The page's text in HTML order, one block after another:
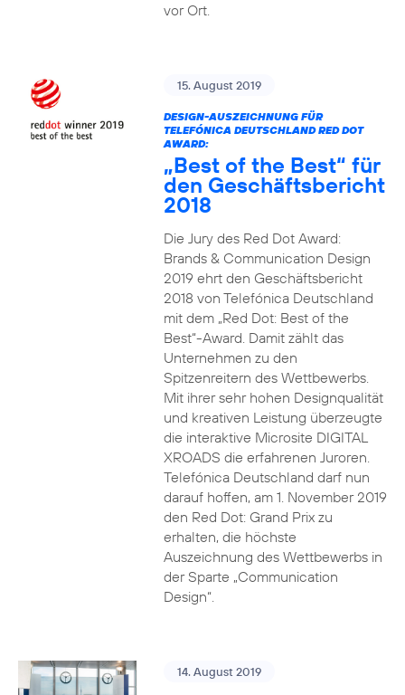
vor Ort.
15. August 2019
DESIGN-AUSZEICHNUNG FÜR
TELEFÓNICA DEUTSCHLAND RED DOT
AWARD:
„Best of the Best“ für
den Geschäftsbericht
2018
Die Jury des Red Dot Award:
Brands & Communication Design
2019 ehrt den Geschäftsbericht
2018 von Telefónica Deutschland
mit dem „Red Dot: Best of the
Best“-Award. Damit zählt das
Unternehmen zu den
Spitzenreitern des Wettbewerbs.
Mit ihrer sehr hohen Designqualität
und kreativen Leistung überzeugte
die interaktive Microsite DIGITAL
XROADS die erfahrenen Juroren.
Telefónica Deutschland darf nun
darauf hoffen, am 1. November 2019
den Red Dot: Grand Prix zu
erhalten, die höchste
Auszeichnung des Wettbewerbs in
der Sparte „Communication
Design“.
14. August 2019